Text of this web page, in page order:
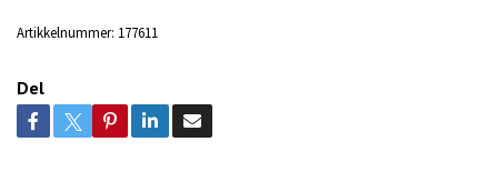
Artikkelnummer: 177611
Del